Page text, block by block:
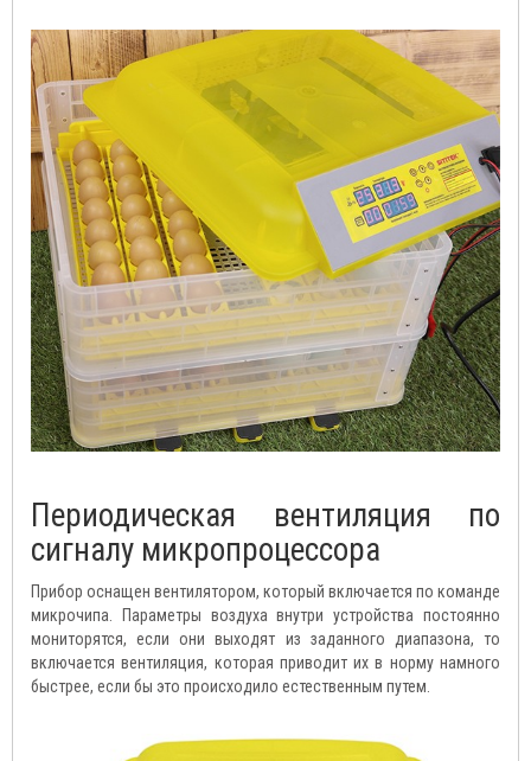
Периодическая вентиляция по
сигналу микропроцессора
Прибор оснащен вентилятором, который включается по команде
микрочипа. Параметры воздуха внутри устройства постоянно
мониторятся, если они выходят из заданного диапазона, то
включается вентиляция, которая приводит их в норму намного
быстрее, если бы это происходило естественным путем.